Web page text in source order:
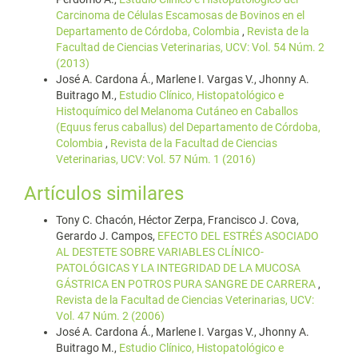
Carcinoma de Células Escamosas de Bovinos en el
Departamento de Córdoba, Colombia , Revista de la
Facultad de Ciencias Veterinarias, UCV: Vol. 54 Núm. 2
(2013)
José A. Cardona Á., Marlene I. Vargas V., Jhonny A.
Buitrago M., Estudio Clínico, Histopatológico e
Histoquímico del Melanoma Cutáneo en Caballos
(Equus ferus caballus) del Departamento de Córdoba,
Colombia , Revista de la Facultad de Ciencias
Veterinarias, UCV: Vol. 57 Núm. 1 (2016)
Artículos similares
Tony C. Chacón, Héctor Zerpa, Francisco J. Cova,
Gerardo J. Campos, EFECTO DEL ESTRÉS ASOCIADO
AL DESTETE SOBRE VARIABLES CLÍNICO-
PATOLÓGICAS Y LA INTEGRIDAD DE LA MUCOSA
GÁSTRICA EN POTROS PURA SANGRE DE CARRERA ,
Revista de la Facultad de Ciencias Veterinarias, UCV:
Vol. 47 Núm. 2 (2006)
José A. Cardona Á., Marlene I. Vargas V., Jhonny A.
Buitrago M., Estudio Clínico, Histopatológico e